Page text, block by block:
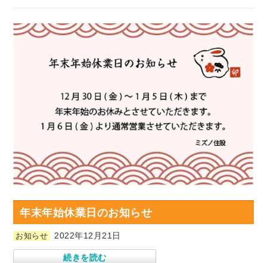
年末年始休業日のお知らせ
お知らせ 2022年12月21日
続きを読む